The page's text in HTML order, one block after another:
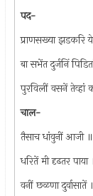
पद-
प्राणसख्या झडकरि
बा सभेंत दुर्जनिं
पुरविलीं वसनें
चाल-
तैसाच धांवुनीं आजी ॥
धरितें मी दृढतर
वनीं छळणा